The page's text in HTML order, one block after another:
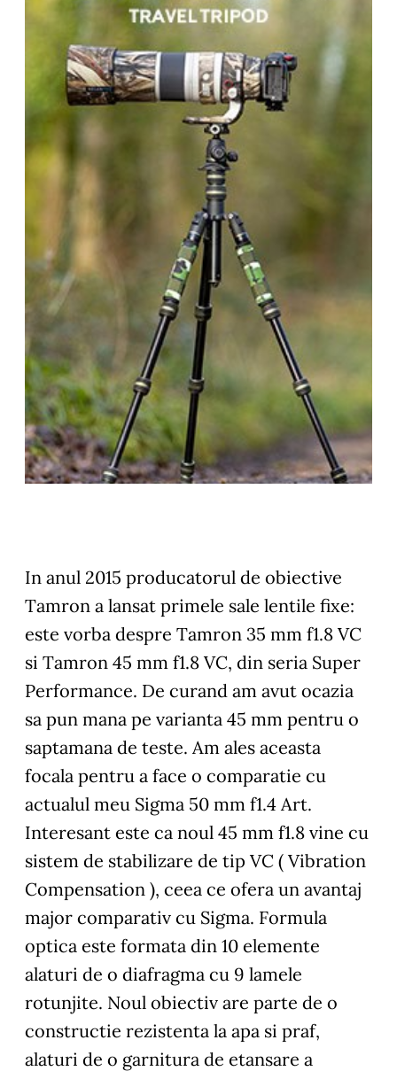
In anul 2015 producatorul de obiective
Tamron a lansat primele sale lentile fixe:
este vorba despre Tamron 35 mm f1.8 VC
si Tamron 45 mm f1.8 VC, din seria Super
Performance. De curand am avut ocazia
sa pun mana pe varianta 45 mm pentru o
saptamana de teste. Am ales aceasta
focala pentru a face o comparatie cu
actualul meu Sigma 50 mm f1.4 Art.
Interesant este ca noul 45 mm f1.8 vine cu
sistem de stabilizare de tip VC ( Vibration
Compensation ), ceea ce ofera un avantaj
major comparativ cu Sigma. Formula
optica este formata din 10 elemente
alaturi de o diafragma cu 9 lamele
rotunjite. Noul obiectiv are parte de o
constructie rezistenta la apa si praf,
alaturi de o garnitura de etansare a